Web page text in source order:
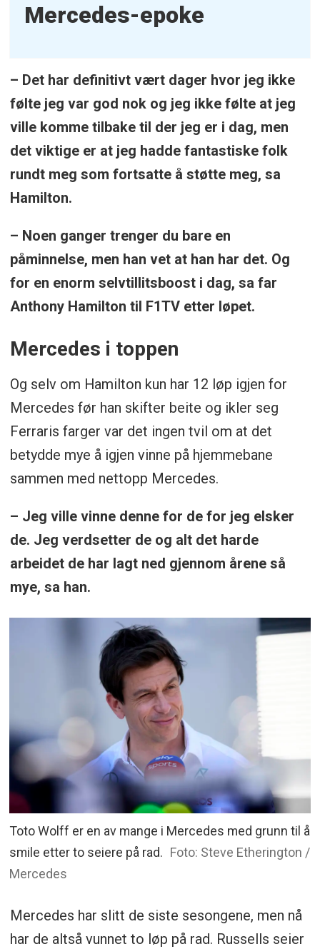
Mercedes-epoke
– Det har definitivt vært dager hvor jeg ikke
følte jeg var god nok og jeg ikke følte at jeg
ville komme tilbake til der jeg er i dag, men
det viktige er at jeg hadde fantastiske folk
rundt meg som fortsatte å støtte meg, sa
Hamilton.
– Noen ganger trenger du bare en
påminnelse, men han vet at han har det. Og
for en enorm selvtillitsboost i dag, sa far
Anthony Hamilton til F1TV etter løpet.
Mercedes i toppen
Og selv om Hamilton kun har 12 løp igjen for
Mercedes før han skifter beite og ikler seg
Ferraris farger var det ingen tvil om at det
betydde mye å igjen vinne på hjemmebane
sammen med nettopp Mercedes.
– Jeg ville vinne denne for de for jeg elsker
de. Jeg verdsetter de og alt det harde
arbeidet de har lagt ned gjennom årene så
mye, sa han.
Toto Wolff er en av mange i Mercedes med grunn til å
smile etter to seiere på rad. Foto: Steve Etherington /
Mercedes
Mercedes har slitt de siste sesongene, men nå
har de altså vunnet to løp på rad. Russells seier